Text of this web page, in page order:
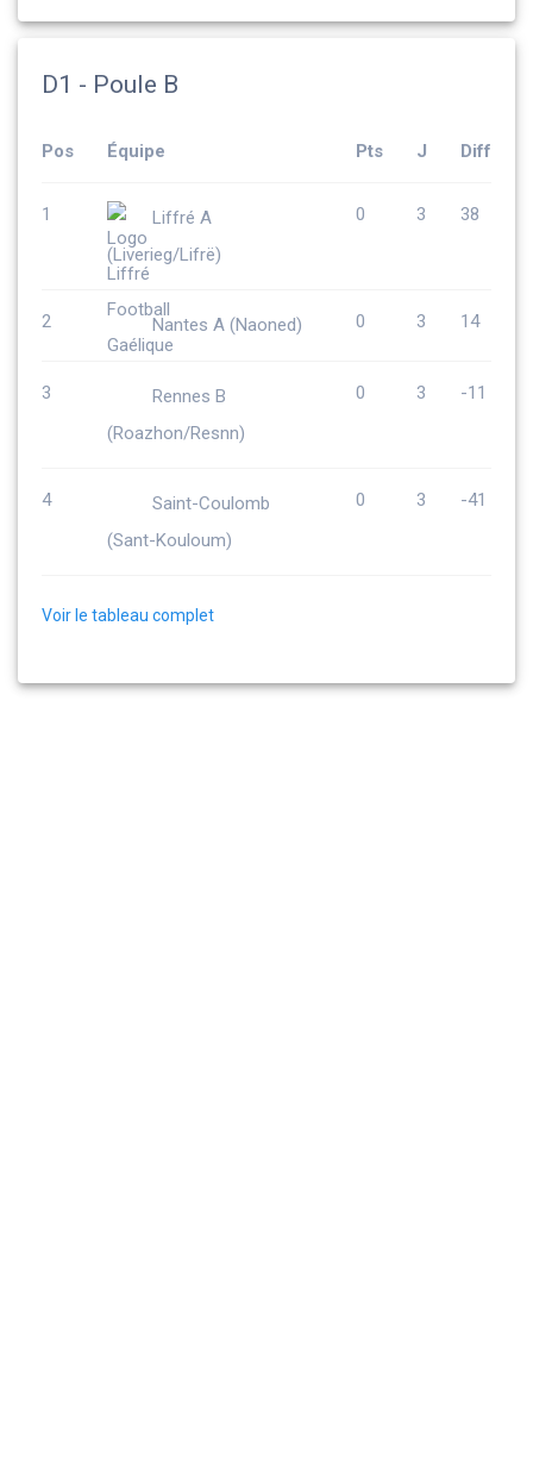
D1 - Poule B
Pos Équipe Pts J Diff
1
Liffré A
(Liverieg/Lifrë)
0 3 38
2 Nantes A (Naoned) 0 3 14
3
Rennes B
(Roazhon/Resnn)
0 3 -11
4
Saint-Coulomb
(Sant-Kouloum)
0 3 -41
Voir le tableau complet